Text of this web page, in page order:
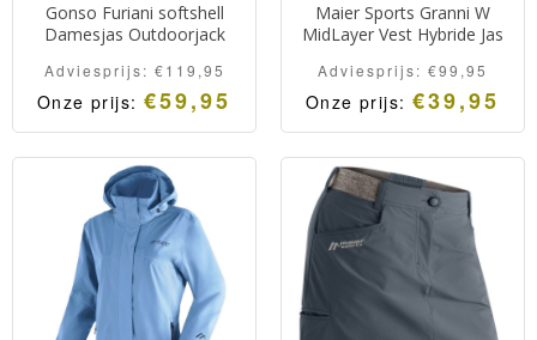
Gonso Furiani softshell
Damesjas Outdoorjack
Adviesprijs: €119,95
Onze prijs: €59,95
Maier Sports Granni W
MidLayer Vest Hybride Jas
Adviesprijs: €99,95
Onze prijs: €39,95